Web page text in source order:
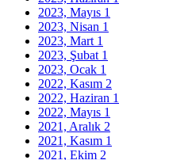
2023, Mayıs 1
2023, Nisan 1
2023, Mart 1
2023, Şubat 1
2023, Ocak 1
2022, Kasım 2
2022, Haziran 1
2022, Mayıs 1
2021, Aralık 2
2021, Kasım 1
2021, Ekim 2